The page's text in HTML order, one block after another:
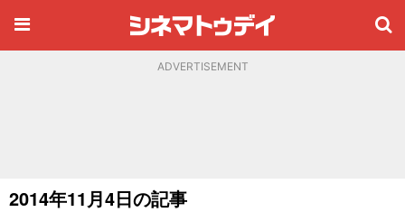
ADVERTISEMENT
2014年11月4日の記事